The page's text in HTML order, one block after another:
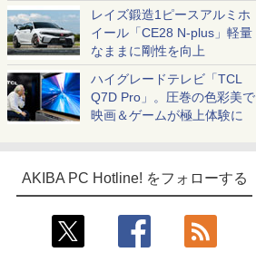
レイズ鍛造1ピースアルミホ
イール「CE28 N-plus」軽量
なままに剛性を向上
ハイグレードテレビ「TCL
Q7D Pro」。圧巻の色彩美で
映画＆ゲームが極上体験に
AKIBA PC Hotline! をフォローする